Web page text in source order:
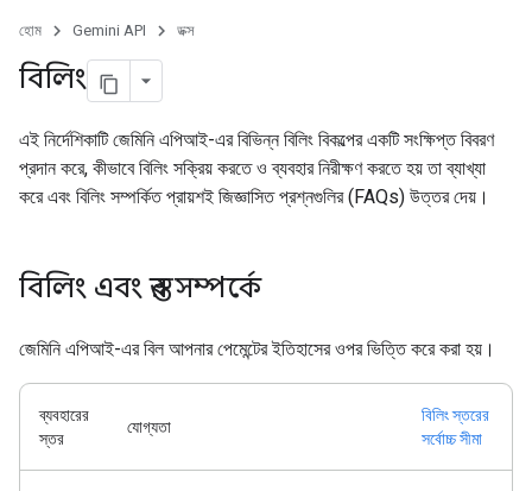
হোম Gemini API ডক্স
বিলিং
এই নির্দেশিকাটি জেমিনি এপিআই-এর বিভিন্ন বিলিং বিকল্পের একটি সংক্ষিপ্ত বিবরণ
প্রদান করে, কীভাবে বিলিং সক্রিয় করতে ও ব্যবহার নিরীক্ষণ করতে হয় তা ব্যাখ্যা
করে এবং বিলিং সম্পর্কিত প্রায়শই জিজ্ঞাসিত প্রশ্নগুলির (FAQs) উত্তর দেয়।
বিলিং এবং স্তর সম্পর্কে
জেমিনি এপিআই-এর বিল আপনার পেমেন্টের ইতিহাসের ওপর ভিত্তি করে করা হয়।
ব্যবহারের
স্তর
যোগ্যতা
বিলিং স্তরের
সর্বোচ্চ সীমা